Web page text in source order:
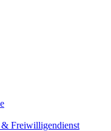
& Freiwilligendienst